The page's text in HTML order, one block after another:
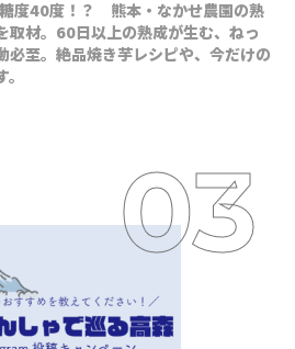
度40度！？ 熊本・なかせ農園の熟
取材。60日以上の熟成が生む、ねっ
必至。絶品焼き芋レシピや、今だけの